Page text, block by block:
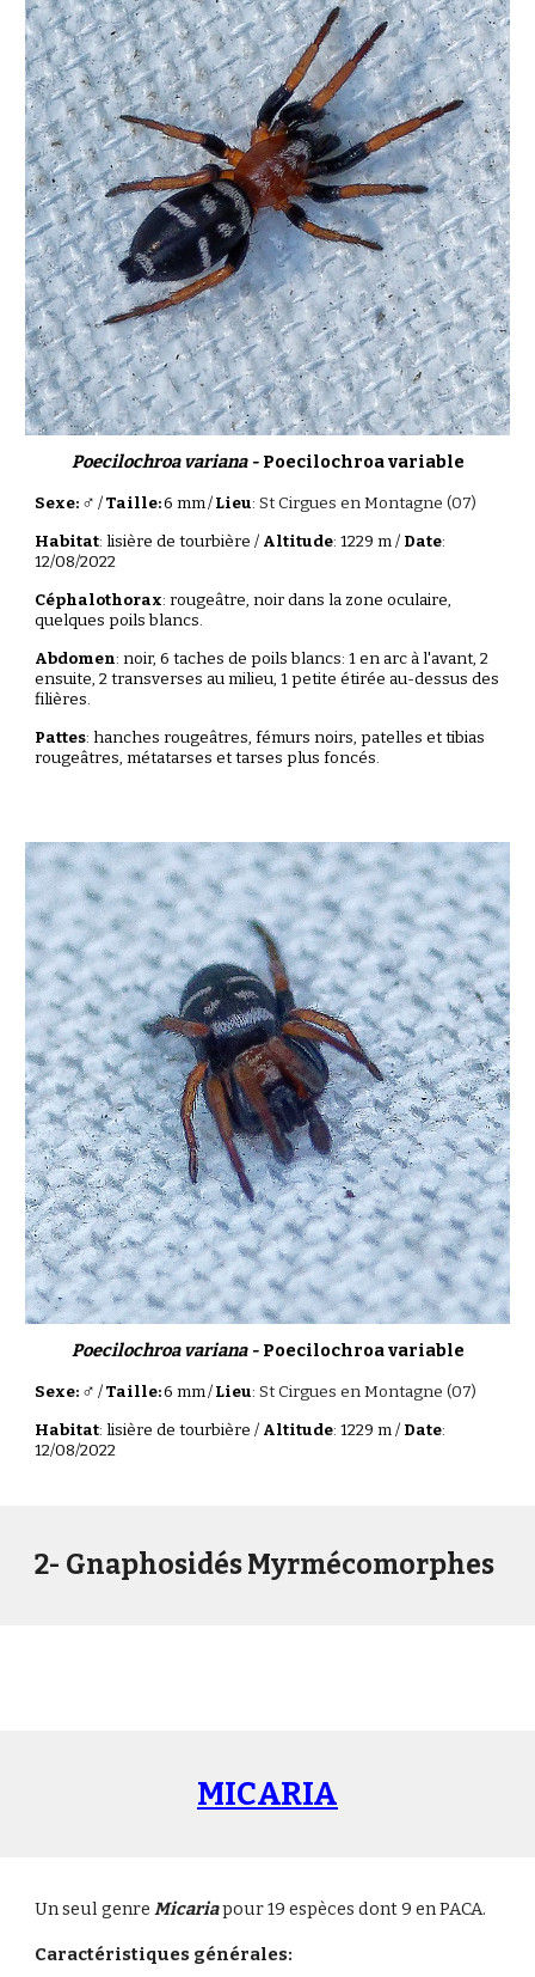
Poecilochroavariana- Poecilochroavariable
Sexe: ♂ /Taille:6 mm/Lieu:St Cirgues en Montagne (07)
Habitat:lisière de tourbière / Altitude:1229 m / Date:
12/08/2022
Céphalothorax:rougeâtre,noir dans la zone oculaire,
quelques poils blancs.
Abdomen: noir,6 taches de poils blancs: 1en arc à l'avant, 2
ensuite, 2 transverses au milieu, 1 petite étirée au-dessus des
filières.
Pattes: hanches rougeâtres, fémurs noirs,patelles et tibias
rougeâtres,métatarses et tarses plus foncés.
Poecilochroa variana - Poecilochroa variable
Sexe: ♂ /Taille:6 mm/Lieu:St Cirgues en Montagne (07)
Habitat: lisière de tourbière / Altitude: 1229 m / Date:
12/08/2022
2- GnaphosidésMyrmécomorphes
MICARIA
Un seul genreMicariapour 19 espèces dont 9 en PACA.
Caractéristiques générales: